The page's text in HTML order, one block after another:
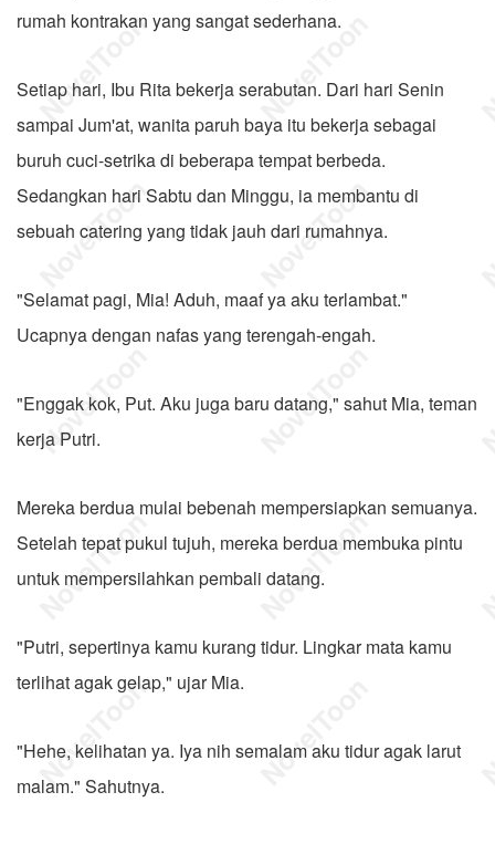
rumah kontrakan yang sangat sederhana.
Setiap hari, Ibu Rita bekerja serabutan. Dari hari Senin
sampai Jum'at, wanita paruh baya itu bekerja sebagai
buruh cuci-setrika di beberapa tempat berbeda.
Sedangkan hari Sabtu dan Minggu, ia membantu di
sebuah catering yang tidak jauh dari rumahnya.
"Selamat pagi, Mia! Aduh, maaf ya aku terlambat."
Ucapnya dengan nafas yang terengah-engah.
"Enggak kok, Put. Aku juga baru datang," sahut Mia, teman
kerja Putri.
Mereka berdua mulai bebenah mempersiapkan semuanya.
Setelah tepat pukul tujuh, mereka berdua membuka pintu
untuk mempersilahkan pembali datang.
"Putri, sepertinya kamu kurang tidur. Lingkar mata kamu
terlihat agak gelap," ujar Mia.
"Hehe, kelihatan ya. Iya nih semalam aku tidur agak larut
malam." Sahutnya.